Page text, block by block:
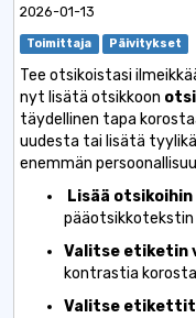
2026-01-13
Toimittaja Päivitykset
Tee otsikoistasi
nyt lisätä otsikkoon
täydellinen tapa
uudesta tai lisätä
enemmän
Lisää
pääotsikkotekstin
Valitse etiketin
kontrastia
Valitse